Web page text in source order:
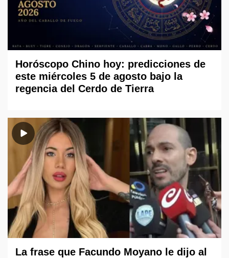
Horóscopo Chino hoy: predicciones de
este miércoles 5 de agosto bajo la
regencia del Cerdo de Tierra
La frase que Facundo Moyano le dijo al